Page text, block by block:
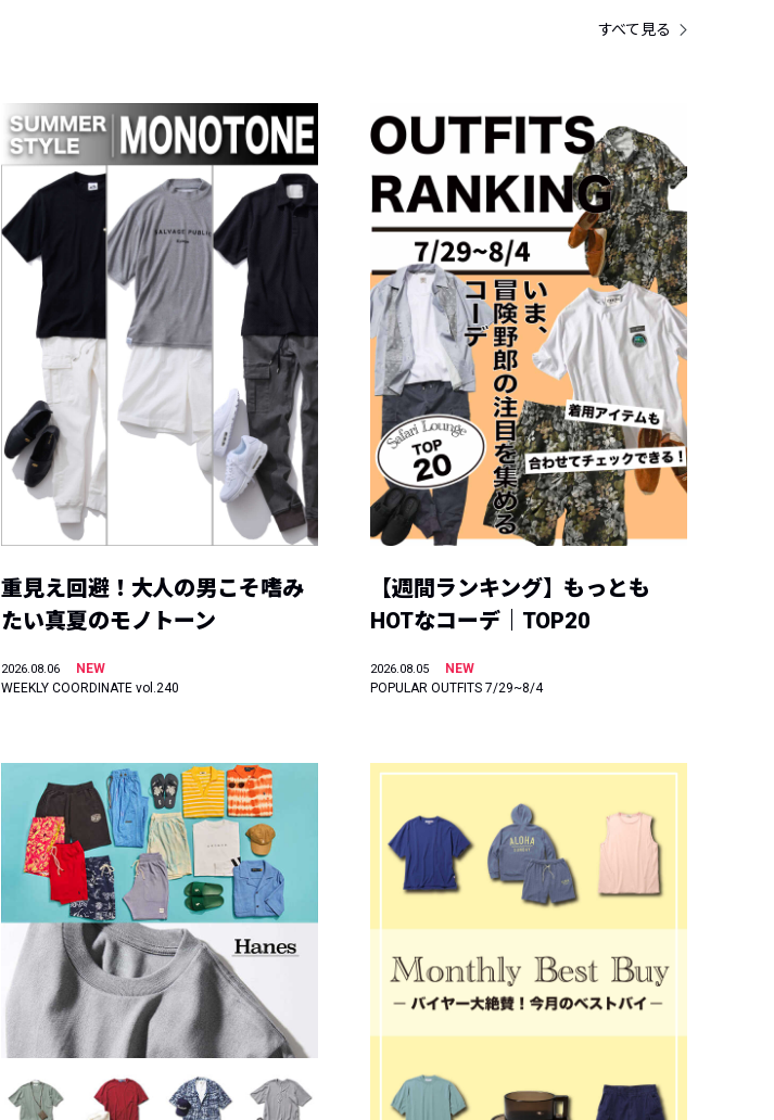
すべて見る
重見え回避！大人の男こそ嗜み
たい真夏のモノトーン
2026.08.06
NEW
WEEKLY COORDINATE vol.240
【週間ランキング】もっとも
HOTなコーデ｜TOP20
2026.08.05
NEW
POPULAR OUTFITS 7/29~8/4